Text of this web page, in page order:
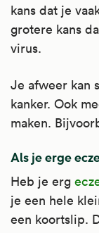
kans dat je
grotere kans
virus.
Je afweer kan
kanker. Ook
maken.
Als je erge
Heb je erg
je een hele
een koortslip.